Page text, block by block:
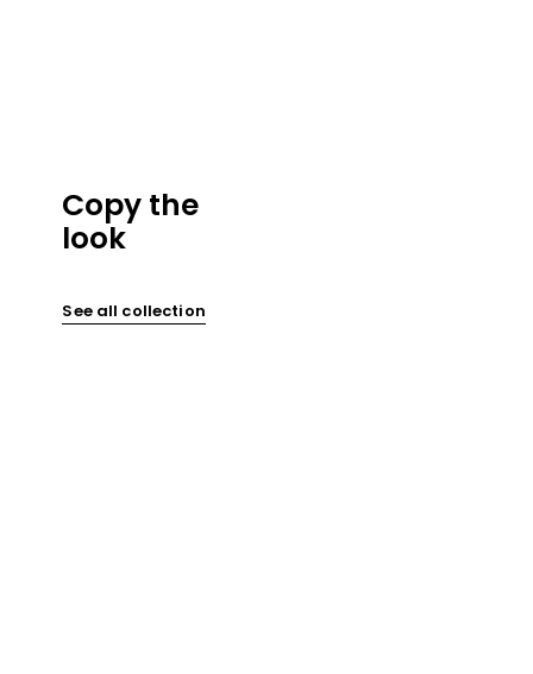
Copy the
look
See all collection